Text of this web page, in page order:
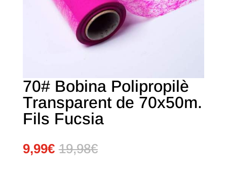
70# Bobina Polipropilè
Transparent de 70x50m.
Fils Fucsia
9,99€ 19,98€